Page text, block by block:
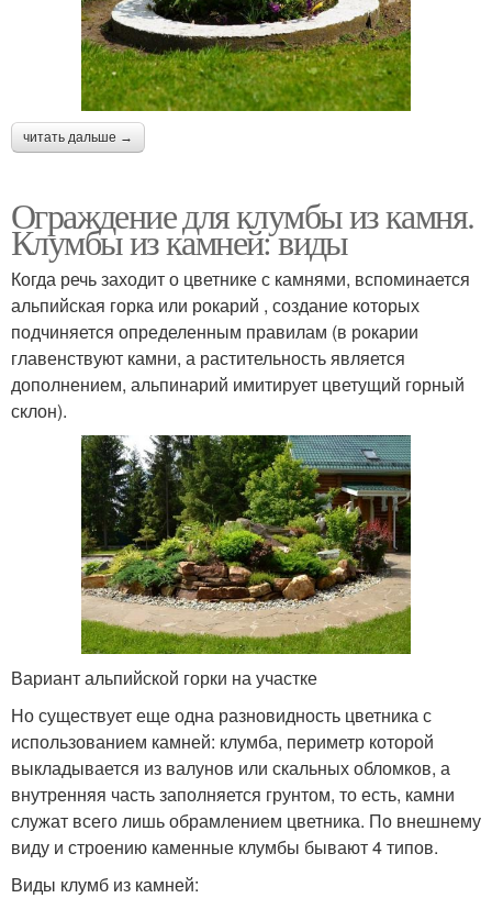
читать дальше →
Ограждение для клумбы из камня.
Клумбы из камней: виды
Когда речь заходит о цветнике с камнями, вспоминается
альпийская горка или рокарий , создание которых
подчиняется определенным правилам (в рокарии
главенствуют камни, а растительность является
дополнением, альпинарий имитирует цветущий горный
склон).
Вариант альпийской горки на участке
Но существует еще одна разновидность цветника с
использованием камней: клумба, периметр которой
выкладывается из валунов или скальных обломков, а
внутренняя часть заполняется грунтом, то есть, камни
служат всего лишь обрамлением цветника. По внешнему
виду и строению каменные клумбы бывают 4 типов.
Виды клумб из камней: